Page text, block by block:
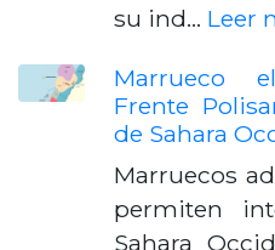
su ind… Leer
Marrueco
Frente
de Sahara
Marruecos
permiten
Sahara